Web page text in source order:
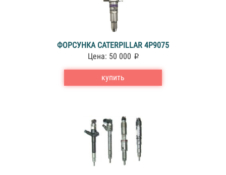
ФОРСУНКА CATERPILLAR 4P9075
Цена: 50 000
купить